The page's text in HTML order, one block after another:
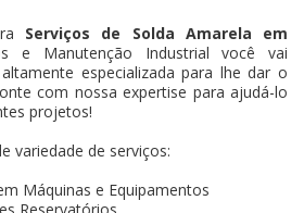
Serviços de Solda Amarela em
e Manutenção Industrial você vai
especializada para lhe dar o
com nossa expertise para ajudá-lo
projetos!
variedade de serviços:
Máquinas e Equipamentos
Reservatórios